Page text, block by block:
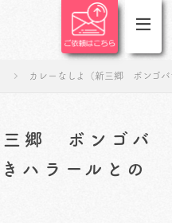
カレーなしよ（新三郷 ボンゴバ
三郷 ボンゴバ
ハラールとの